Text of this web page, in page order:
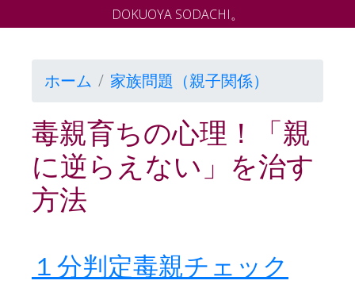
DOKUOYA SODACHI。
ホーム 家族問題（親子関係）
毒親育ちの心理！「親
に逆らえない」を治す
方法
１分判定毒親チェック